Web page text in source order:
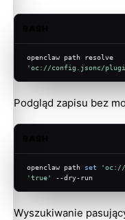
'oc://config.jsonc/
Podgląd zapisu bez
openclaw path set
'oc://
'true'
--dry-run
Wyszukiwanie